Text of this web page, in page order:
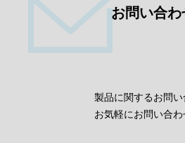
お問い合わ
製品に関するお問い
お気軽にお問い合わ